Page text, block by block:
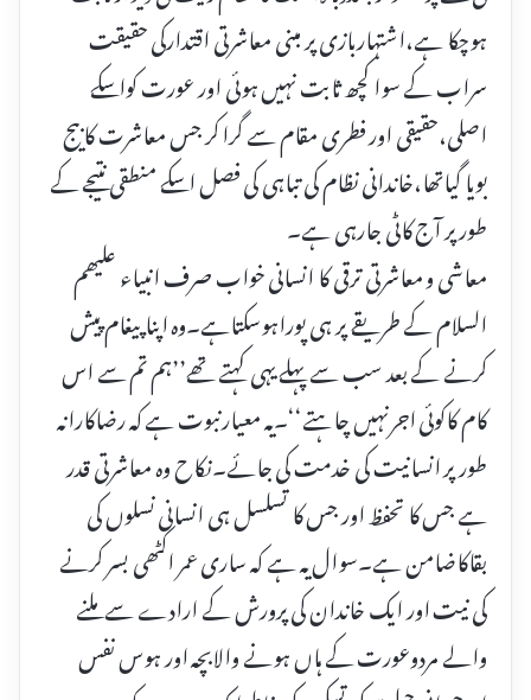
ہوچکا ہے،اشتہاربازی پر مبنی معاشرتی اقتدارکی حقیقت
سراب کے سوا کچھ ثابت نہیں ہوئی اور عورت کواسکے
اصلی،حقیقی اور فطری مقام سے گرا کر جس معاشرت کا بیج
بویا گیاتھا،خاندانی نظام کی تباہی کی فصل اسکے منطقی نتیجے کے
طورپر آج کاٹی جارہی ہے۔
معاشی و معاشرتی ترقی کا انسانی خواب صرف انبیاء علیھم
السلام کے طریقے پر ہی پوراہوسکتاہے۔وہ اپناپیغام پیش
کرنے کے بعد سب سے پہلے یہی کہتے تھے’’ہم تم سے اس
کام کاکوئی اجرنہیں چاہتے‘‘۔یہ معیارنبوت ہے کہ رضاکارانہ
طور پر انسانیت کی خدمت کی جائے۔نکاح وہ معاشرتی قدر
ہے جس کا تحفظ اور جس کا تسلسل ہی انسانی نسلوں کی
بقاکاضامن ہے۔سوال یہ ہے کہ ساری عمر اکٹھی بسر کرنے
کی نیت اور ایک خاندان کی پرورش کے ارادے سے ملنے
والے مردوعورت کے ہاں ہونے والابچہ اور ہوس نفس